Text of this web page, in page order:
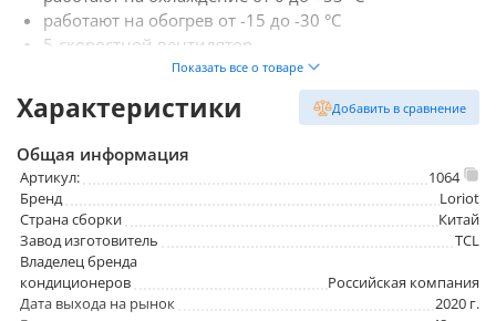
Показать все о товаре
работают на обогрев от -15 до -30 °C
5-скоростной вентилятор
встроенный ионизатор воздуха
качание жалюзи в вертикальном и горизонтальном
положении с пульта
хладагент R32
гарантия 4 года
Характеристики Добавить в сравнение
Общая информация
Артикул:
1064
Бренд
Loriot
Страна сборки
Китай
Завод изготовитель
TCL
Владелец бренда
кондиционеров
Российская компания
Дата выхода на рынок
2020 г.